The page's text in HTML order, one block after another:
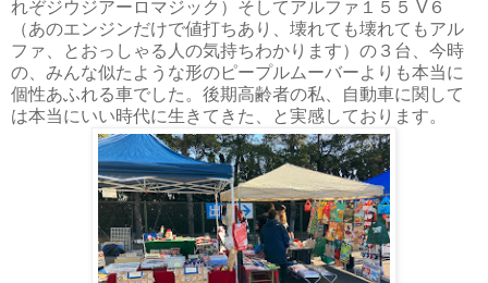
れぞジウジアーロマジック）そしてアルファ１５５ V６
（あのエンジンだけで値打ちあり、壊れても壊れてもアル
ファ、とおっしゃる人の気持ちわかります）の３台、今時
の、みんな似たような形のピープルムーバーよりも本当に
個性あふれる車でした。後期高齢者の私、自動車に関して
は本当にいい時代に生きてきた、と実感しております。